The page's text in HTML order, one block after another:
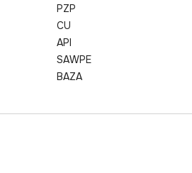
PZP
CU
API
SAWPE
BAZA